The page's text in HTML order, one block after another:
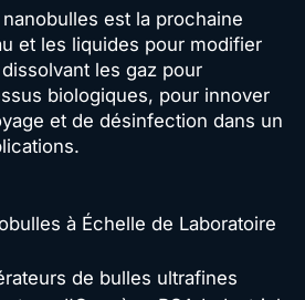
est la prochaine
et les liquides pour modifier
les gaz pour
biologiques, pour innover
et de désinfection dans un
à Échelle de Laboratoire
de bulles ultrafines